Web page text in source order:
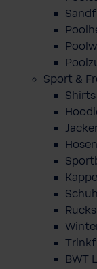
Sport &
Shirts
Hosen
BWT